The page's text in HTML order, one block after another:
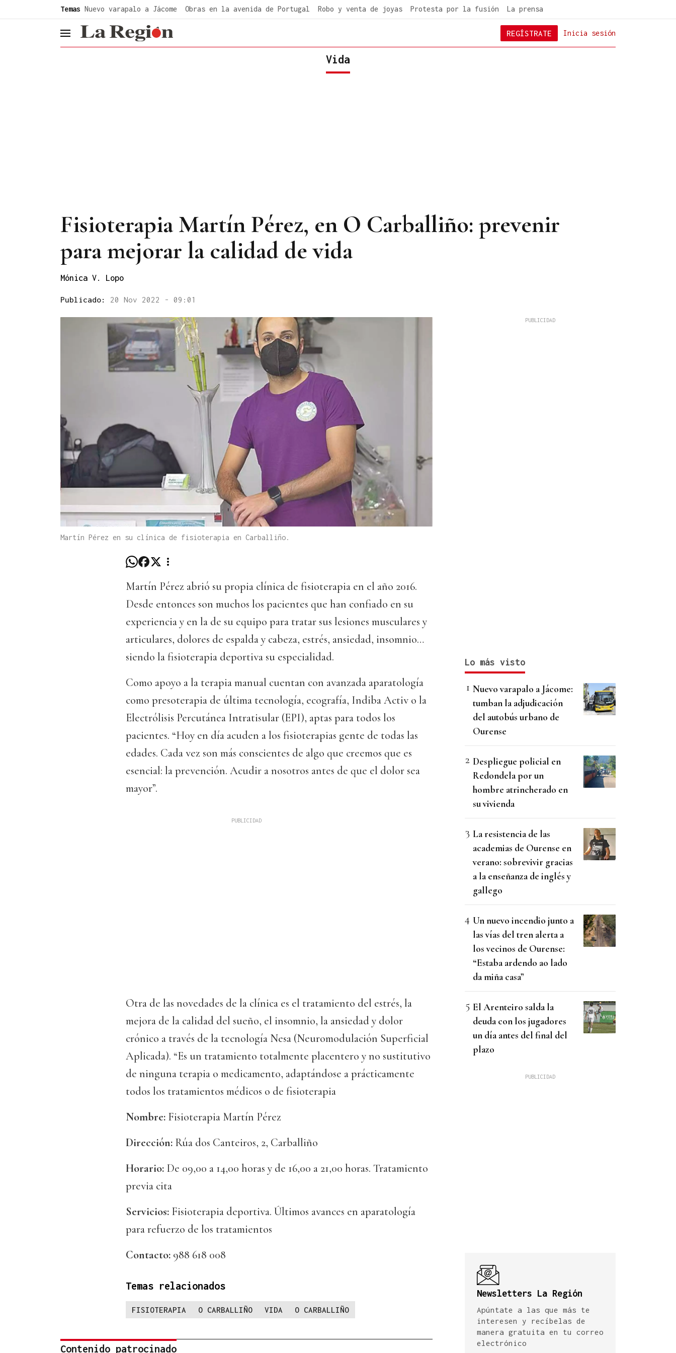
Temas Nuevo varapalo a Jácome Obras en la avenida de Portugal Robo y venta de joyas Protesta por la fusión La prensa
header.menu.open Inicia sesión
REGÍSTRATE
Vida
Fisioterapia Martín Pérez, en O Carballiño: prevenir
para mejorar la calidad de vida
Mónica V. Lopo
Publicado: 20 Nov 2022 - 09:01
Martín Pérez en su clínica de fisioterapia en Carballiño.
Martín Pérez abrió su propia clínica de fisioterapia en el año 2016.
Desde entonces son muchos los pacientes que han confiado en su
experiencia y en la de su equipo para tratar sus lesiones musculares y
articulares, dolores de espalda y cabeza, estrés, ansiedad, insomnio…
siendo la fisioterapia deportiva su especialidad.
Como apoyo a la terapia manual cuentan con avanzada aparatología
como presoterapia de última tecnología, ecografía, Indiba Activ o la
Electrólisis Percutánea Intratisular (EPI), aptas para todos los
pacientes. “Hoy en día acuden a los fisioterapias gente de todas las
edades. Cada vez son más conscientes de algo que creemos que es
esencial: la prevención. Acudir a nosotros antes de que el dolor sea
mayor”.
Otra de las novedades de la clínica es el tratamiento del estrés, la
mejora de la calidad del sueño, el insomnio, la ansiedad y dolor
crónico a través de la tecnología Nesa (Neuromodulación Superficial
Aplicada). “Es un tratamiento totalmente placentero y no sustitutivo
de ninguna terapia o medicamento, adaptándose a prácticamente
todos los tratamientos médicos o de fisioterapia
Nombre: Fisioterapia Martín Pérez
Dirección: Rúa dos Canteiros, 2, Carballiño
Horario: De 09,00 a 14,00 horas y de 16,00 a 21,00 horas. Tratamiento
previa cita
Servicios: Fisioterapia deportiva. Últimos avances en aparatología
para refuerzo de los tratamientos
Contacto: 988 618 008
Temas relacionados
FISIOTERAPIA O CARBALLIÑO VIDA O CARBALLIÑO
Contenido patrocinado
Lo más visto
Nuevo varapalo a Jácome:
tumban la adjudicación
del autobús urbano de
Ourense
Despliegue policial en
Redondela por un
hombre atrincherado en
su vivienda
La resistencia de las
academias de Ourense en
verano: sobrevivir gracias
a la enseñanza de inglés y
gallego
Un nuevo incendio junto a
las vías del tren alerta a
los vecinos de Ourense:
“Estaba ardendo ao lado
da miña casa”
El Arenteiro salda la
deuda con los jugadores
un día antes del final del
plazo
Newsletters La Región
Apúntate a las que más te
interesen y recíbelas de
manera gratuita en tu correo
electrónico